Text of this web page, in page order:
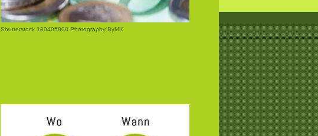
Shutterstock 180405800 Photography ByMK